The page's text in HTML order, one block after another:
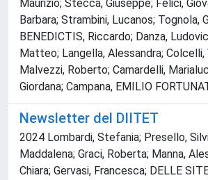
Maurizio; Stecca, Giuseppe; Felici,
Barbara; Strambini, Lucanos; Tognola,
BENEDICTIS, Riccardo; Danza,
Matteo; Langella, Alessandra; Colcelli,
Malvezzi, Roberto; Camardelli,
Giordana; Campana, EMILIO
Newsletter del DIITET
2024 Lombardi, Stefania; Presello,
Maddalena; Graci, Roberta; Manna,
Chiara; Gervasi, Francesca; DELLE